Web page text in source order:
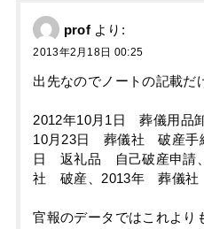
prof より:
2013年2月18日 00:25
出先なのでノートの記載だ
2012年10月1日 葬儀用品
10月23日 葬儀社 破産手
日 返礼品 自己破産申請
社 破産、2013年 葬儀社
官報のデータではこれより